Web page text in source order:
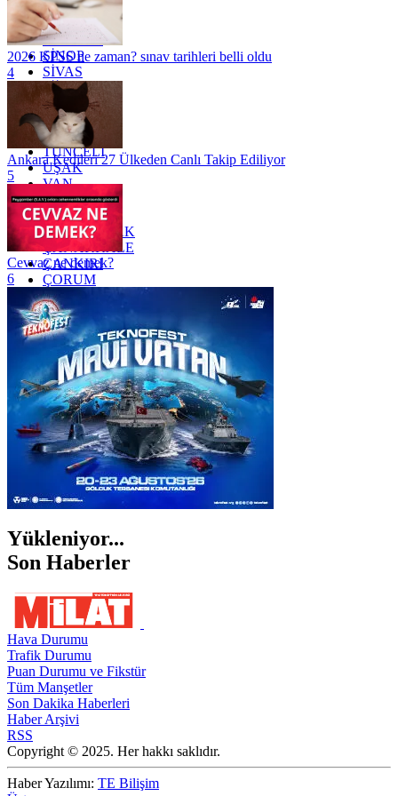
RİZE
SAKARYA
SAMSUN
SİNOP
SİVAS
SİİRT
TEKİRDAĞ
TOKAT
TRABZON
TUNCELİ
UŞAK
VAN
YALOVA
YOZGAT
ZONGULDAK
ÇANAKKALE
ÇANKIRI
ÇORUM
İSTANBUL
İZMİR
ŞANLIURFA
ŞIRNAK
2026 KPSS ne zaman? sınav tarihleri belli oldu
4
Ankara Kedileri 27 Ülkeden Canlı Takip Ediliyor
5
Cevvaz ne demek?
6
Yükleniyor...
Son Haberler
Hava Durumu
Trafik Durumu
Puan Durumu ve Fikstür
Tüm Manşetler
Son Dakika Haberleri
Haber Arşivi
RSS
Copyright © 2025. Her hakkı saklıdır.
Haber Yazılımı: TE Bilişim